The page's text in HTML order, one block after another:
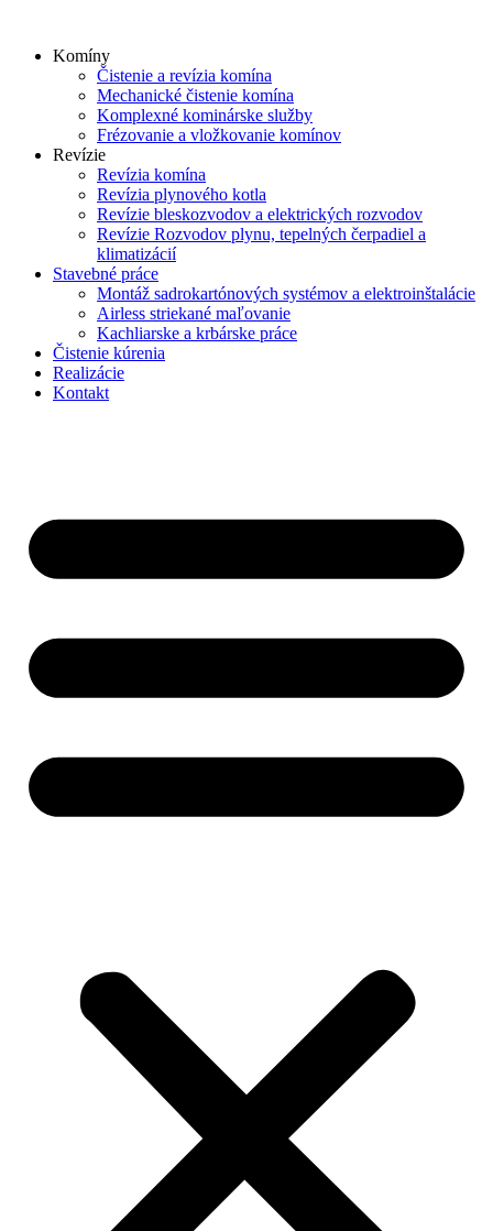
contentKomíny
Čistenie a revízia komína
Mechanické čistenie komína
Komplexné kominárske služby
Frézovanie a vložkovanie komínov
Revízie
Revízia komína
Revízia plynového kotla
Revízie bleskozvodov a elektrických rozvodov
Revízie Rozvodov plynu, tepelných čerpadiel a
klimatizácií
Stavebné práce
Montáž sadrokartónových systémov a elektroinštalácie
Airless striekané maľovanie
Kachliarske a krbárske práce
Čistenie kúrenia
Realizácie
Kontakt